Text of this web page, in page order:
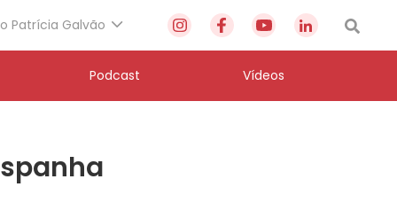
Patrícia Galvão
Podcast Vídeos